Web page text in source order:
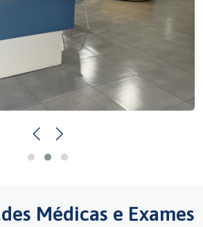
Médicas e Exames